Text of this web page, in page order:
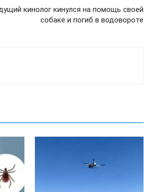
кинолог кинулся на помощь своей
собаке и погиб в водовороте